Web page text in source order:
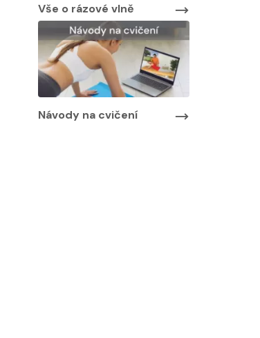
Vše o rázové vlně
Návody na cvičení